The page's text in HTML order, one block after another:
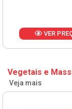
VER
Vegetais e
Veja mais